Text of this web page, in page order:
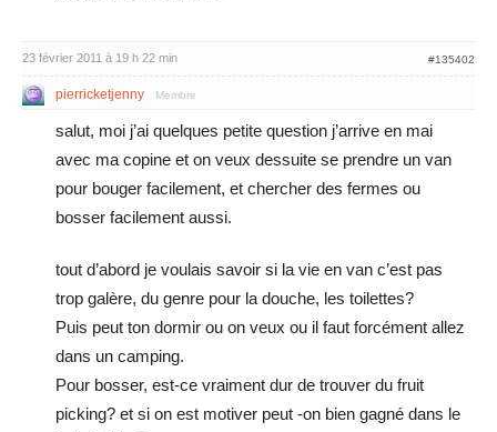
23 février 2011 à 19 h 22 min #135402
pierricketjenny Membre
salut, moi j’ai quelques petite question j’arrive en mai
avec ma copine et on veux dessuite se prendre un van
pour bouger facilement, et chercher des fermes ou
bosser facilement aussi.
tout d’abord je voulais savoir si la vie en van c’est pas
trop galère, du genre pour la douche, les toilettes?
Puis peut ton dormir ou on veux ou il faut forcément allez
dans un camping.
Pour bosser, est-ce vraiment dur de trouver du fruit
picking? et si on est motiver peut -on bien gagné dans le